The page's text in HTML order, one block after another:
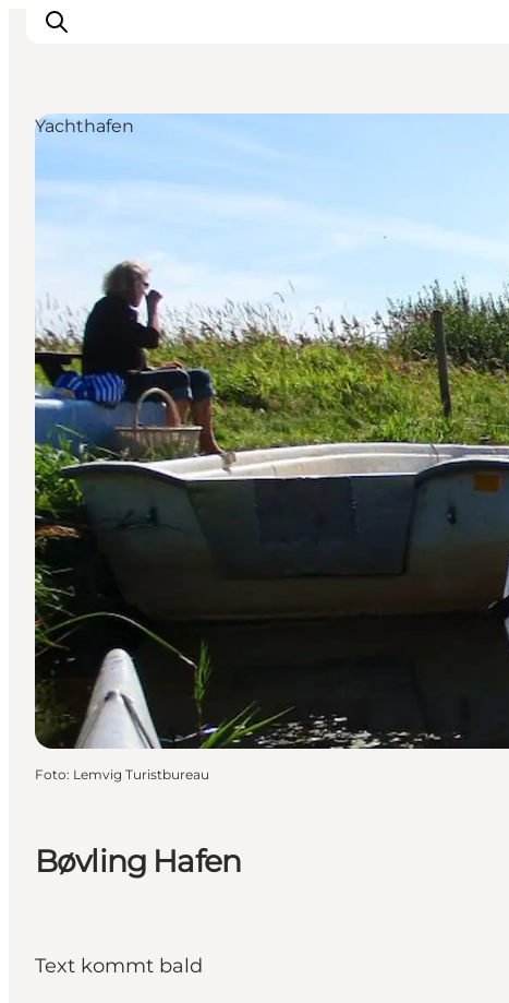
Urlaubsorte
Unterkunft
Mach deine Urlaubsplanung
Bøvling Hafen
Text kommt bald
Yachthafen
Foto: Lemvig Turistbureau